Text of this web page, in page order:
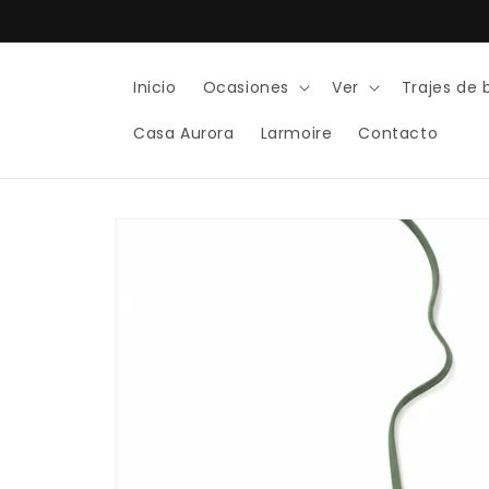
al contenido
Inicio Ocasiones Ver Trajes de
Casa Aurora Larmoire Contacto